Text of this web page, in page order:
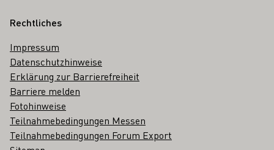
Rechtliches
Impressum
Datenschutzhinweise
Erklärung zur Barrierefreiheit
Barriere melden
Fotohinweise
Teilnahmebedingungen Messen
Teilnahmebedingungen Forum Export